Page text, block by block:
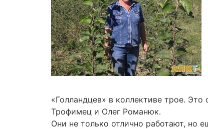
«Голландцев» в коллективе трое.
Трофимец и Олег Романюк.
Они не только отлично работают, но